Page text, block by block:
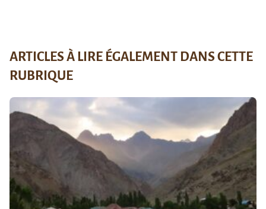
ARTICLES À LIRE ÉGALEMENT DANS CETTE
RUBRIQUE